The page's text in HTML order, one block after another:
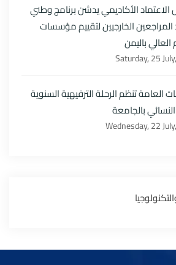
الأكاديمي يدشن برنامج وطني
المراجعين الخارجيين لتقييم مؤسسات
العالي باليمن
Saturday, 25
العامة تنظم الرحلة الترفيهية السنوية
النسائي بالجامعة
Wednesday, 22